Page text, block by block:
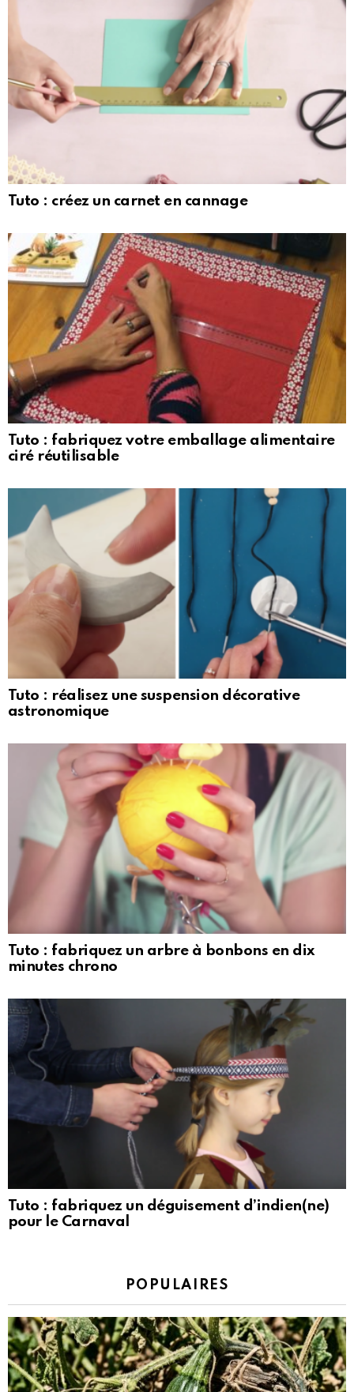
Tuto : créez un carnet en cannage
Tuto : fabriquez votre emballage alimentaire
ciré réutilisable
Tuto : réalisez une suspension décorative
astronomique
Tuto : fabriquez un arbre à bonbons en dix
minutes chrono
Tuto : fabriquez un déguisement d’indien(ne)
pour le Carnaval
POPULAIRES